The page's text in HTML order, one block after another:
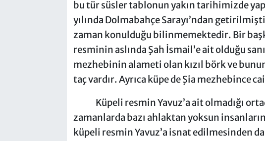
bu tür süsler tablonun yakın tarihimizde
yılında Dolmabahçe Sarayı’ndan
zaman konulduğu bilinmemektedir. Bir
resminin aslında Şah İsmail’e ait olduğu
mezhebinin alameti olan kızıl börk ve
taç vardır. Ayrıca küpe de Şia mezhebince
Küpeli resmin Yavuz’a ait olmadığı
zamanlarda bazı ahlaktan yoksun
küpeli resmin Yavuz’a isnat edilmesinden